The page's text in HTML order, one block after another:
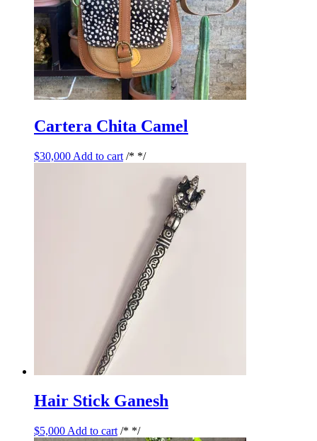
Cartera Chita Camel
$30,000 Add to cart /* */
Hair Stick Ganesh
$5,000 Add to cart /* */